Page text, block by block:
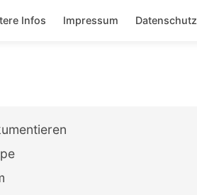
Infos Impressum Datenschutz